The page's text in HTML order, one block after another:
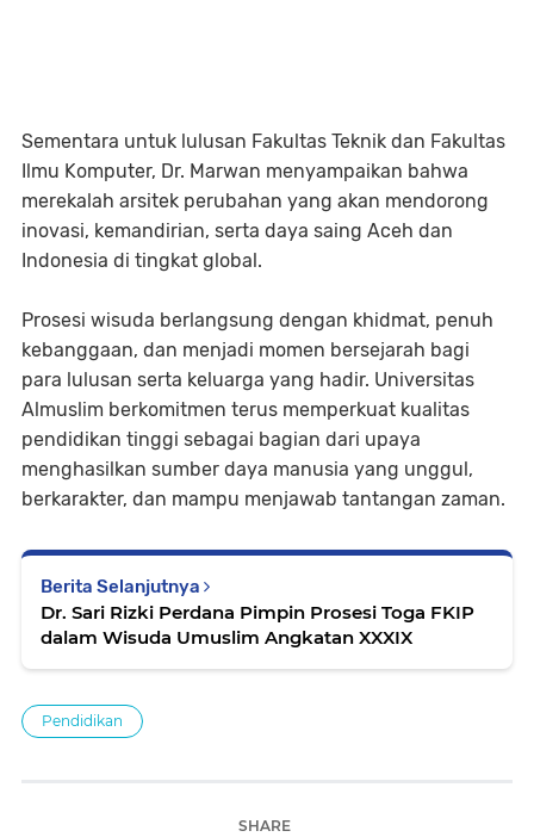
Sementara untuk lulusan Fakultas Teknik dan Fakultas
Ilmu Komputer, Dr. Marwan menyampaikan bahwa
merekalah arsitek perubahan yang akan mendorong
inovasi, kemandirian, serta daya saing Aceh dan
Indonesia di tingkat global.
Prosesi wisuda berlangsung dengan khidmat, penuh
kebanggaan, dan menjadi momen bersejarah bagi
para lulusan serta keluarga yang hadir. Universitas
Almuslim berkomitmen terus memperkuat kualitas
pendidikan tinggi sebagai bagian dari upaya
menghasilkan sumber daya manusia yang unggul,
berkarakter, dan mampu menjawab tantangan zaman.
Berita Selanjutnya
Dr. Sari Rizki Perdana Pimpin Prosesi Toga FKIP
dalam Wisuda Umuslim Angkatan XXXIX
Pendidikan
SHARE